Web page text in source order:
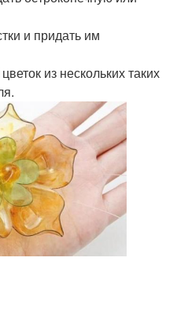
и придать им
из нескольких таких